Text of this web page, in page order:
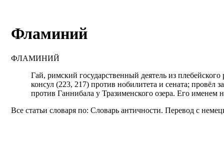
Фламиний
ФЛАМИНИЙ
Гай, римский государственный деятель из
консул (223, 217) против нобилитета и сената; провёл
против Ганнибала у Тразименского озера. Его
Все статьи словаря по: Словарь античности. Перевод с